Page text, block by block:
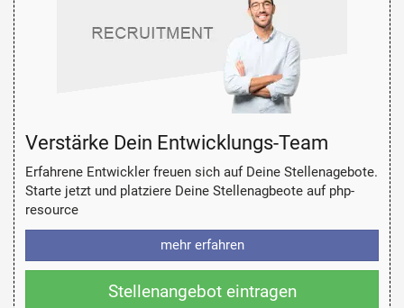
Verstärke Dein Entwicklungs-Team
Erfahrene Entwickler freuen sich auf Deine Stellenagebote.
Starte jetzt und platziere Deine Stellenagbeote auf php-
resource
mehr erfahren
Stellenangebot eintragen